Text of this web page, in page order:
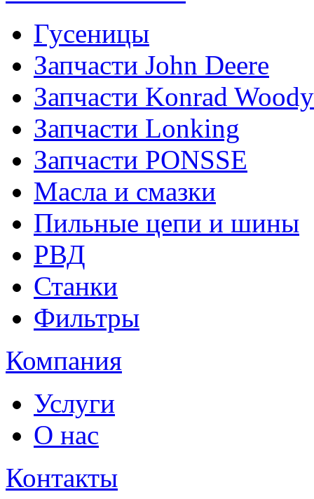
Гусеницы
Запчасти John Deere
Запчасти Konrad Woody
Запчасти Lonking
Запчасти PONSSE
Масла и смазки
Пильные цепи и шины
РВД
Станки
Фильтры
Компания
Услуги
О нас
Контакты